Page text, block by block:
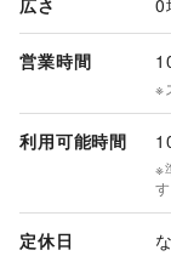
広さ 0
営業時間
※
利用可能時間
※
す
定休日